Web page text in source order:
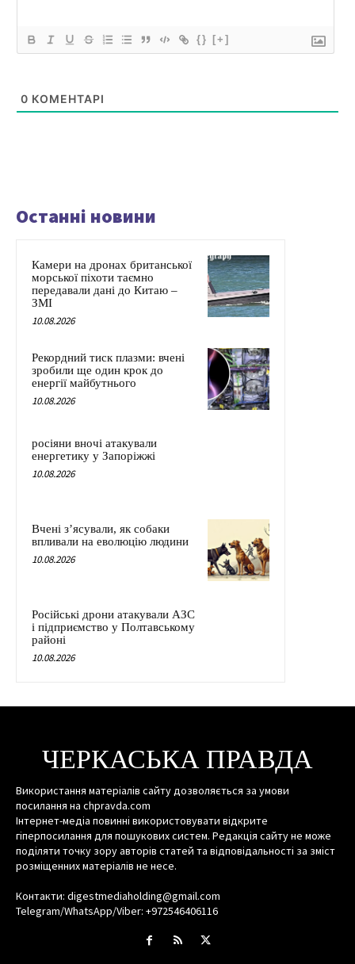
{} [+]
0 КОМЕНТАРІ
Останні новини
Камери на дронах британської
морської піхоти таємно
передавали дані до Китаю –
ЗМІ
10.08.2026
Рекордний тиск плазми: вчені
зробили ще один крок до
енергії майбутнього
10.08.2026
росіяни вночі атакували
енергетику у Запоріжжі
10.08.2026
Вчені з’ясували, як собаки
впливали на еволюцію людини
10.08.2026
Російські дрони атакували АЗС
і підприємство у Полтавському
районі
10.08.2026
ЧЕРКАСЬКА ПРАВДА
Використання матеріалів сайту дозволяється за умови
посилання на chpravda.com
Інтернет-медіа повинні використовувати відкрите
гіперпосилання для пошукових систем. Редакція сайту не може
поділяти точку зору авторів статей та відповідальності за зміст
розміщенних матеріалів не несе.
Контакти: digestmediaholding@gmail.com
Telegram/WhatsApp/Viber: +972546406116